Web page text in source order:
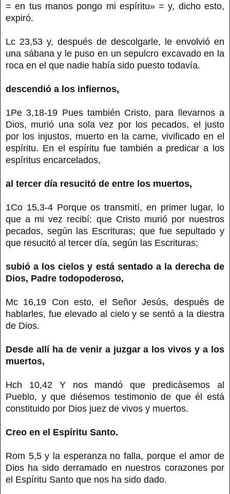
= en tus manos pongo mi espíritu» = y, dicho esto,
expiró.
Lc 23,53 y, después de descolgarle, le envolvió en
una sábana y le puso en un sepulcro excavado en la
roca en el que nadie había sido puesto todavía.
descendió a los infiernos,
1Pe 3,18-19 Pues también Cristo, para llevarnos a
Dios, murió una sola vez por los pecados, el justo
por los injustos, muerto en la carne, vivificado en el
espíritu. En el espíritu fue también a predicar a los
espíritus encarcelados,
al tercer día resucitó de entre los muertos,
1Co 15,3-4 Porque os transmití, en primer lugar, lo
que a mi vez recibí: que Cristo murió por nuestros
pecados, según las Escrituras; que fue sepultado y
que resucitó al tercer día, según las Escrituras;
subió a los cielos y está sentado a la derecha de
Dios, Padre todopoderoso,
Mc 16,19 Con esto, el Señor Jesús, después de
hablarles, fue elevado al cielo y se sentó a la diestra
de Dios.
Desde allí ha de venir a juzgar a los vivos y a los
muertos,
Hch 10,42 Y nos mandó que predicásemos al
Pueblo, y que diésemos testimonio de que él está
constituido por Dios juez de vivos y muertos.
Creo en el Espíritu Santo.
Rom 5,5 y la esperanza no falla, porque el amor de
Dios ha sido derramado en nuestros corazones por
el Espíritu Santo que nos ha sido dado.